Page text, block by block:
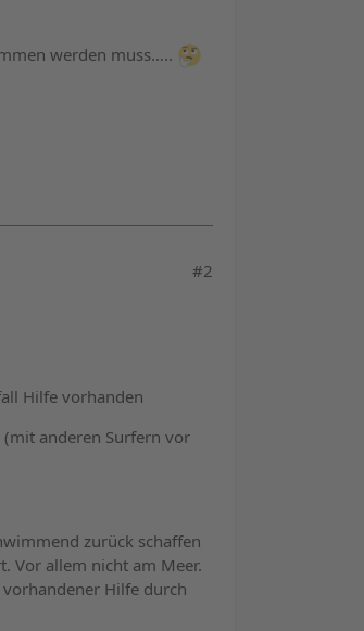
werden muss…..
#2
Hilfe vorhanden
anderen Surfern vor
zurück schaffen
Vor allem nicht am Meer.
Hilfe durch